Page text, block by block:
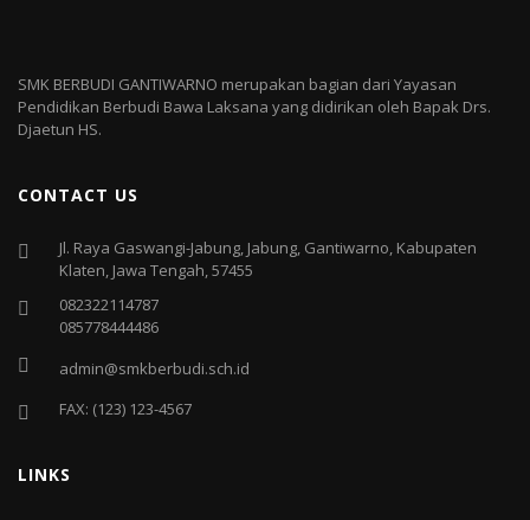
SMK BERBUDI GANTIWARNO merupakan bagian dari Yayasan
Pendidikan Berbudi Bawa Laksana yang didirikan oleh Bapak Drs.
Djaetun HS.
CONTACT US
Jl. Raya Gaswangi-Jabung, Jabung, Gantiwarno, Kabupaten
Klaten, Jawa Tengah, 57455
082322114787
085778444486
admin@smkberbudi.sch.id
FAX: (123) 123-4567
LINKS